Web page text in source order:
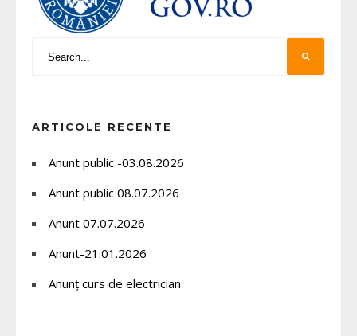
ARTICOLE RECENTE
Anunt public -03.08.2026
Anunt public 08.07.2026
Anunt 07.07.2026
Anunt-21.01.2026
Anunț curs de electrician